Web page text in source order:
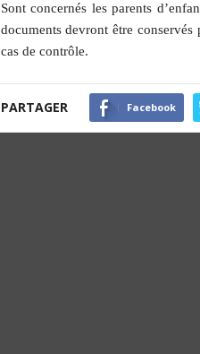
Sont concernés les parents
documents devront être
cas de contrôle.
PARTAGER Facebook